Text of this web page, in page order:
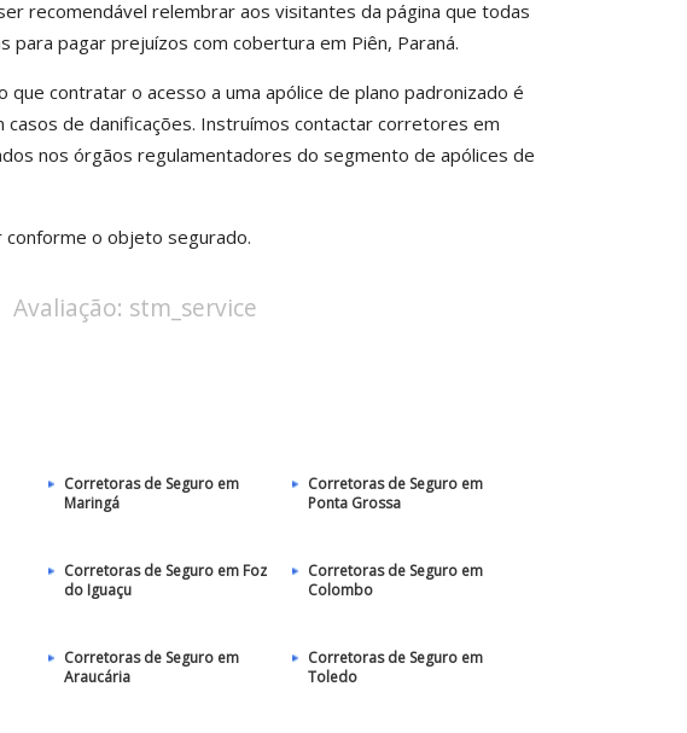
recomendável relembrar aos visitantes da página que todas
pagar prejuízos com cobertura em Piên, Paraná.
contratar o acesso a uma apólice de plano padronizado é
de danificações. Instruímos contactar corretores em
nos órgãos regulamentadores do segmento de apólices de
o objeto segurado.
Avaliação: stm_service
Corretoras de Seguro em
Maringá
Corretoras de Seguro em
Ponta Grossa
Corretoras de Seguro em Foz
do Iguaçu
Corretoras de Seguro em
Colombo
Corretoras de Seguro em
Araucária
Corretoras de Seguro em
Toledo